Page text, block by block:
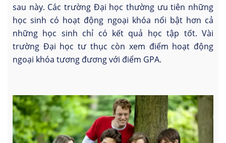
sau này. Các trường Đại học thường ưu tiên những
học sinh có hoạt động ngoại khóa nổi bật hơn cả
những học sinh chỉ có kết quả học tập tốt. Vài
trường Đại học tư thục còn xem điểm hoạt động
ngoại khóa tương đương với điểm GPA.